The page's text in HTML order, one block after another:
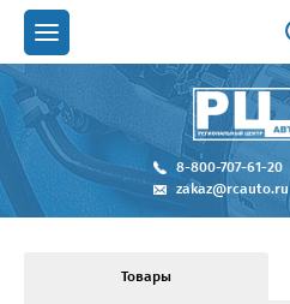
8-800-707-61-20
zakaz@rcauto.ru
Товары